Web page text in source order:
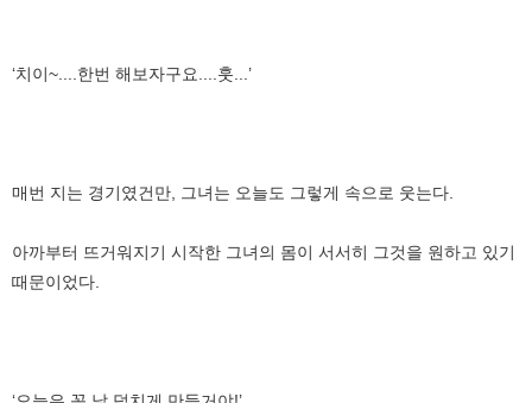
‘치이~....한번 해보자구요....훗...’
매번 지는 경기였건만, 그녀는 오늘도 그렇게 속으로 웃는다.
아까부터 뜨거워지기 시작한 그녀의 몸이 서서히 그것을 원하고 있기
때문이었다.